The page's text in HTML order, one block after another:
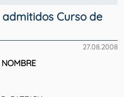
Curso de
27.08.2008